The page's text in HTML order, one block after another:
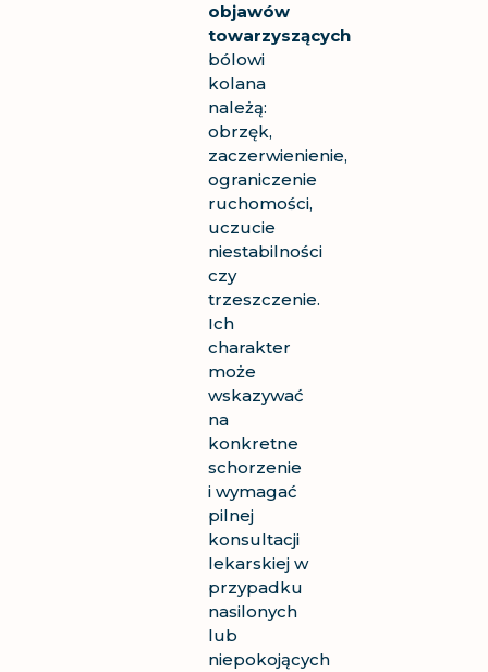
objawów
towarzyszących
bólowi
kolana
należą:
obrzęk,
zaczerwienienie,
ograniczenie
ruchomości,
uczucie
niestabilności
czy
trzeszczenie.
Ich
charakter
może
wskazywać
na
konkretne
schorzenie
i wymagać
pilnej
konsultacji
lekarskiej w
przypadku
nasilonych
lub
niepokojących